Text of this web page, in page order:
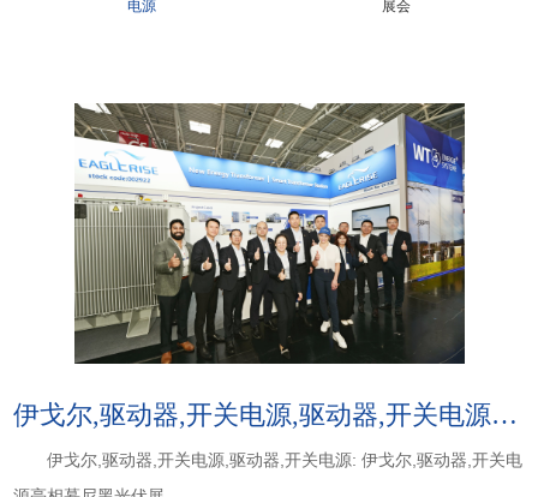
电源 展会
伊戈尔,驱动器,开关电源,驱动器,开关电源:伊戈尔,驱动器,开关电源亮相慕尼黑光伏展
伊戈尔,驱动器,开关电源,驱动器,开关电源: 伊戈尔,驱动器,开关电